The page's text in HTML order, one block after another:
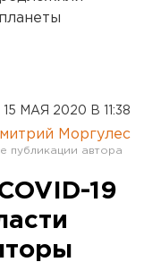
15 МАЯ 2020 В 11:38
Моргулес
19